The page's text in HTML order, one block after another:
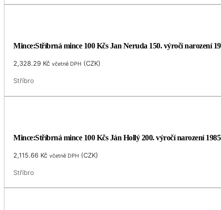
Mince:Stříbrná mince 100 Kčs Jan Neruda 150. výročí narození
2,328.29 Kč včetně DPH (CZK)
Stříbro
Mince:Stříbrná mince 100 Kčs Ján Hollý 200. výročí narození 1985
2,115.66 Kč včetně DPH (CZK)
Stříbro